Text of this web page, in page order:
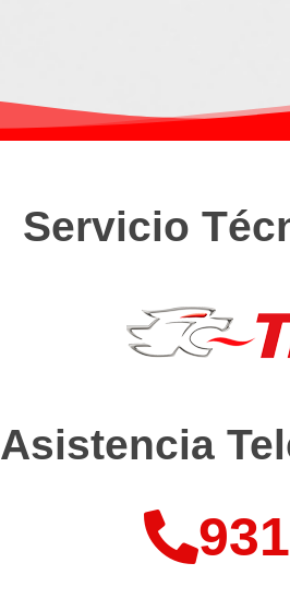
Servicio
Asistencia